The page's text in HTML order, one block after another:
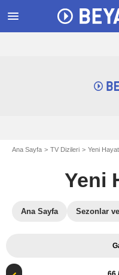
menu
Ana Sayfa TV Dizileri Yeni Hayat
Yeni
Ana Sayfa Sezonlar